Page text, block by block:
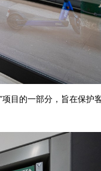
目的一部分，旨在保护